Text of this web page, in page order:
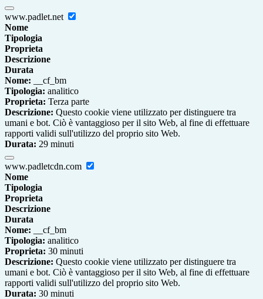
www.padlet.net
Nome
Tipologia
Proprieta
Descrizione
Durata
Nome: __cf_bm
Tipologia: analitico
Proprieta: Terza parte
Descrizione: Questo cookie viene utilizzato per distinguere tra
umani e bot. Ciò è vantaggioso per il sito Web, al fine di effettuare
rapporti validi sull'utilizzo del proprio sito Web.
Durata: 29 minuti
www.padletcdn.com
Nome
Tipologia
Proprieta
Descrizione
Durata
Nome: __cf_bm
Tipologia: analitico
Proprieta: 30 minuti
Descrizione: Questo cookie viene utilizzato per distinguere tra
umani e bot. Ciò è vantaggioso per il sito Web, al fine di effettuare
rapporti validi sull'utilizzo del proprio sito Web.
Durata: 30 minuti